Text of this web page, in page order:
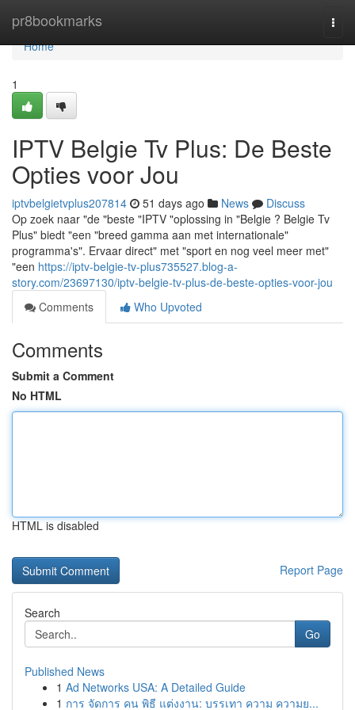
pr8bookmarks
Home
Home
1
IPTV Belgie Tv Plus: De Beste
Opties voor Jou
iptvbelgietvplus207814 51 days ago News
Discuss
Op zoek naar "de "beste "IPTV "oplossing in "Belgie ? Belgie Tv
Plus" biedt "een "breed gamma aan met internationale"
programma's". Ervaar direct" met "sport en nog veel meer met"
"een https://iptv-belgie-tv-plus735527.blog-a-
story.com/23697130/iptv-belgie-tv-plus-de-beste-opties-voor-jou
Comments
Who Upvoted
Comments
Submit a Comment
No HTML
HTML is disabled
Report Page
Search
Go
Published News
1 Ad Networks USA: A Detailed Guide
1 การ จัดการ คน พิธี แต่งงาน: บรรเทา ความ ความย...